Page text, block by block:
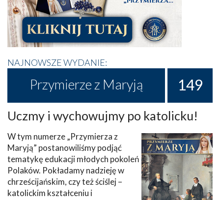
NAJNOWSZE WYDANIE:
Przymierze z Maryją 149
Uczmy i wychowujmy po katolicku!
W tym numerze „Przymierza z
Maryją” postanowiliśmy podjąć
tematykę edukacji młodych pokoleń
Polaków. Pokładamy nadzieję w
chrześcijańskim, czy też ściślej –
katolickim kształceniu i